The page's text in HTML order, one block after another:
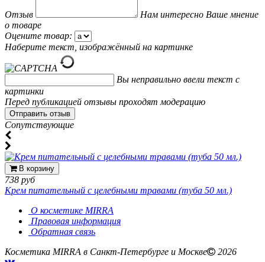
Отзыв
Нам интересно Ваше мнение
о товаре
Оцените товар:
Наберите текст, изображённый на картинке
Вы неправильно ввели текст с
картинки
Перед публикацией отзывы проходят модерацию
Cопутствующие
В корзину
738 руб
Крем питательный с целебными травами (туба 50 мл.)
О косметике MIRRA
Правовая информация
Обратная связь
Косметика MIRRA в Санкт-Петербурге и Москве
2026